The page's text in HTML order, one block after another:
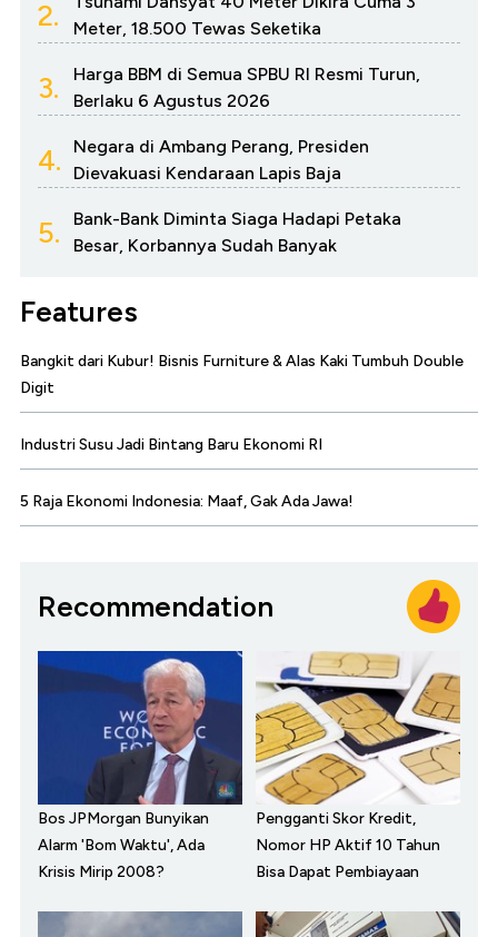
2.
Meter, 18.500 Tewas Seketika
3.
Harga BBM di Semua SPBU RI Resmi Turun,
Berlaku 6 Agustus 2026
4.
Negara di Ambang Perang, Presiden
Dievakuasi Kendaraan Lapis Baja
5.
Bank-Bank Diminta Siaga Hadapi Petaka
Besar, Korbannya Sudah Banyak
Features
Bangkit dari Kubur! Bisnis Furniture & Alas Kaki Tumbuh Double
Digit
Industri Susu Jadi Bintang Baru Ekonomi RI
5 Raja Ekonomi Indonesia: Maaf, Gak Ada Jawa!
Recommendation
Bos JPMorgan Bunyikan
Alarm 'Bom Waktu', Ada
Krisis Mirip 2008?
Pengganti Skor Kredit,
Nomor HP Aktif 10 Tahun
Bisa Dapat Pembiayaan